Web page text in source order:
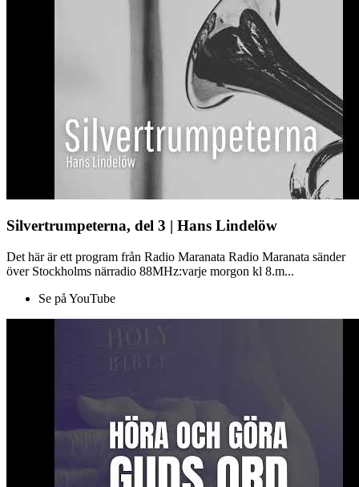
Silvertrumpeterna, del 3 | Hans Lindelöw
Det här är ett program från Radio Maranata Radio Maranata sänder
över Stockholms närradio 88MHz:varje morgon kl 8.m...
Se på YouTube